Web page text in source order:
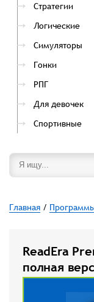
Стратегии
Логические
Симуляторы
Гонки
РПГ
Для девочек
Спортивные
Главная /
ReadEra
полная